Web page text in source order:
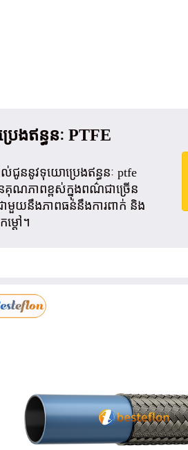
េងឥន្ធនៈ PTFE
ល់ជូននូវទុយោប្រេងឥន្ធនៈ ptfe
គុណភាពខ្ពស់ក្នុងពណ៌ជាច្រើន
ាមួយនឹងភាពធន់នឹងការពាក់ និង
ដៅ។